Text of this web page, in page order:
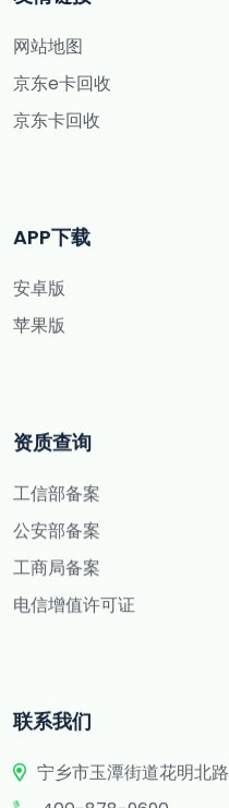
网站地图
京东e卡回收
京东卡回收
APP下载
安卓版
苹果版
资质查询
工信部备案
公安部备案
工商局备案
电信增值许可证
联系我们
宁乡市玉潭街道花明北